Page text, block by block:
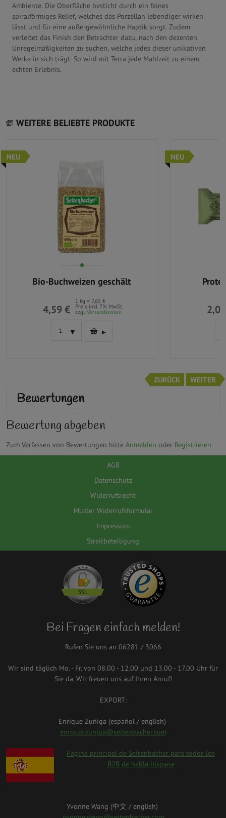
Ambiente. Die Oberfläche besticht durch ein feines
spiralförmiges Relief, welches das Porzellan lebendiger wirken
lässt und für eine außergewöhnliche Haptik sorgt. Zudem
verleitet das Finish den Betrachter dazu, nach den dezenten
Unregelmäßigkeiten zu suchen, welche jedes dieser unikativen
Werke in sich trägt. So wird mit Terra jede Mahlzeit zu einem
echten Erlebnis.
WEITERE BELIEBTE PRODUKTE
NEU
Bio-Buchweizen geschält
4,59 €
1 kg = 7,65 €
Preis inkl. 7% MwSt.
zzgl.Versandkosten
NEU
ZURÜCK WEITER
Bewertungen
Bewertung abgeben
Zum Verfassen von Bewertungen bitte Anmelden oder Registrieren.
AGB
Datenschutz
Widerrufsrecht
Muster Widerrufsformular
Impressum
Streitbeteiligung
Bei Fragen einfach melden!
Rufen Sie uns an 06281 / 3066
Wir sind täglich Mo. - Fr. von 08.00 - 12.00 und 13.00 - 17.00 Uhr für
Sie da. Wir freuen uns auf Ihren Anruf!
EXPORT:
Enrique Zuñiga (español / english)
enrique.zuniga@seitenbacher.com
spanien.png
Pagina principal de Seitenbacher para todos los
B2B de habla hispana
Yvonne Wang (中⽂ / english)